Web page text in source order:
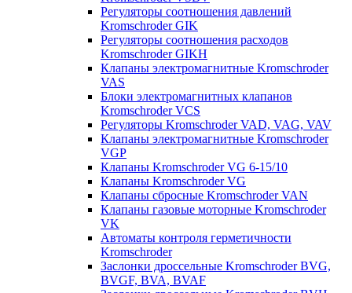
Регуляторы соотношения давлений
Kromschroder GIK
Регуляторы соотношения расходов
Kromschroder GIKH
Клапаны электромагнитные Kromschroder
VAS
Блоки электромагнитных клапанов
Kromschroder VCS
Регуляторы Kromschroder VAD, VAG, VAV
Клапаны электромагнитные Kromschroder
VGP
Клапаны Kromschroder VG 6-15/10
Клапаны Kromschroder VG
Клапаны сбросные Kromschroder VAN
Клапаны газовые моторные Kromschroder
VK
Автоматы контроля герметичности
Kromschroder
Заслонки дроссельные Kromschroder BVG,
BVGF, BVA, BVAF